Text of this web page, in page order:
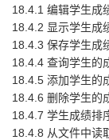
18.4.1 编辑学
18.4.2 显示学
18.4.3 保存学
18.4.4 查询学
18.4.5 添加学
18.4.6 删除学
18.4.7 学生成
18.4.8 从文件中